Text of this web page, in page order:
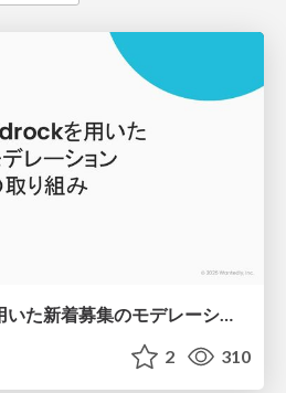
Amazon Bedrockを用いた新着募集のモデレーション半自動化への取り組み
2 310